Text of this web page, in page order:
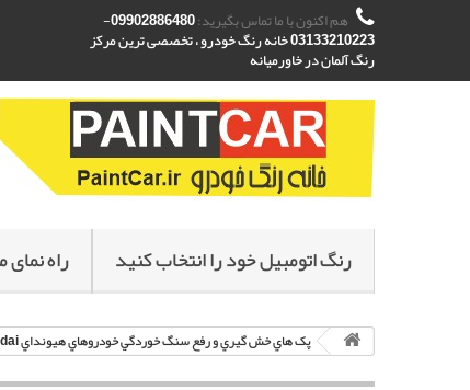
هم اکنون با ما تماس بگیرید: 09902886480-
03133210223 خانه رنگ خودرو ، تخصصی ترین مرکز
رنگ آلمان در خاورمیانه
رنگ اتومبیل خود را انتخاب کنید راه
پک هاي خش گيري و رفع سنگ خوردگي خودروهاي هيونداي Hyundai